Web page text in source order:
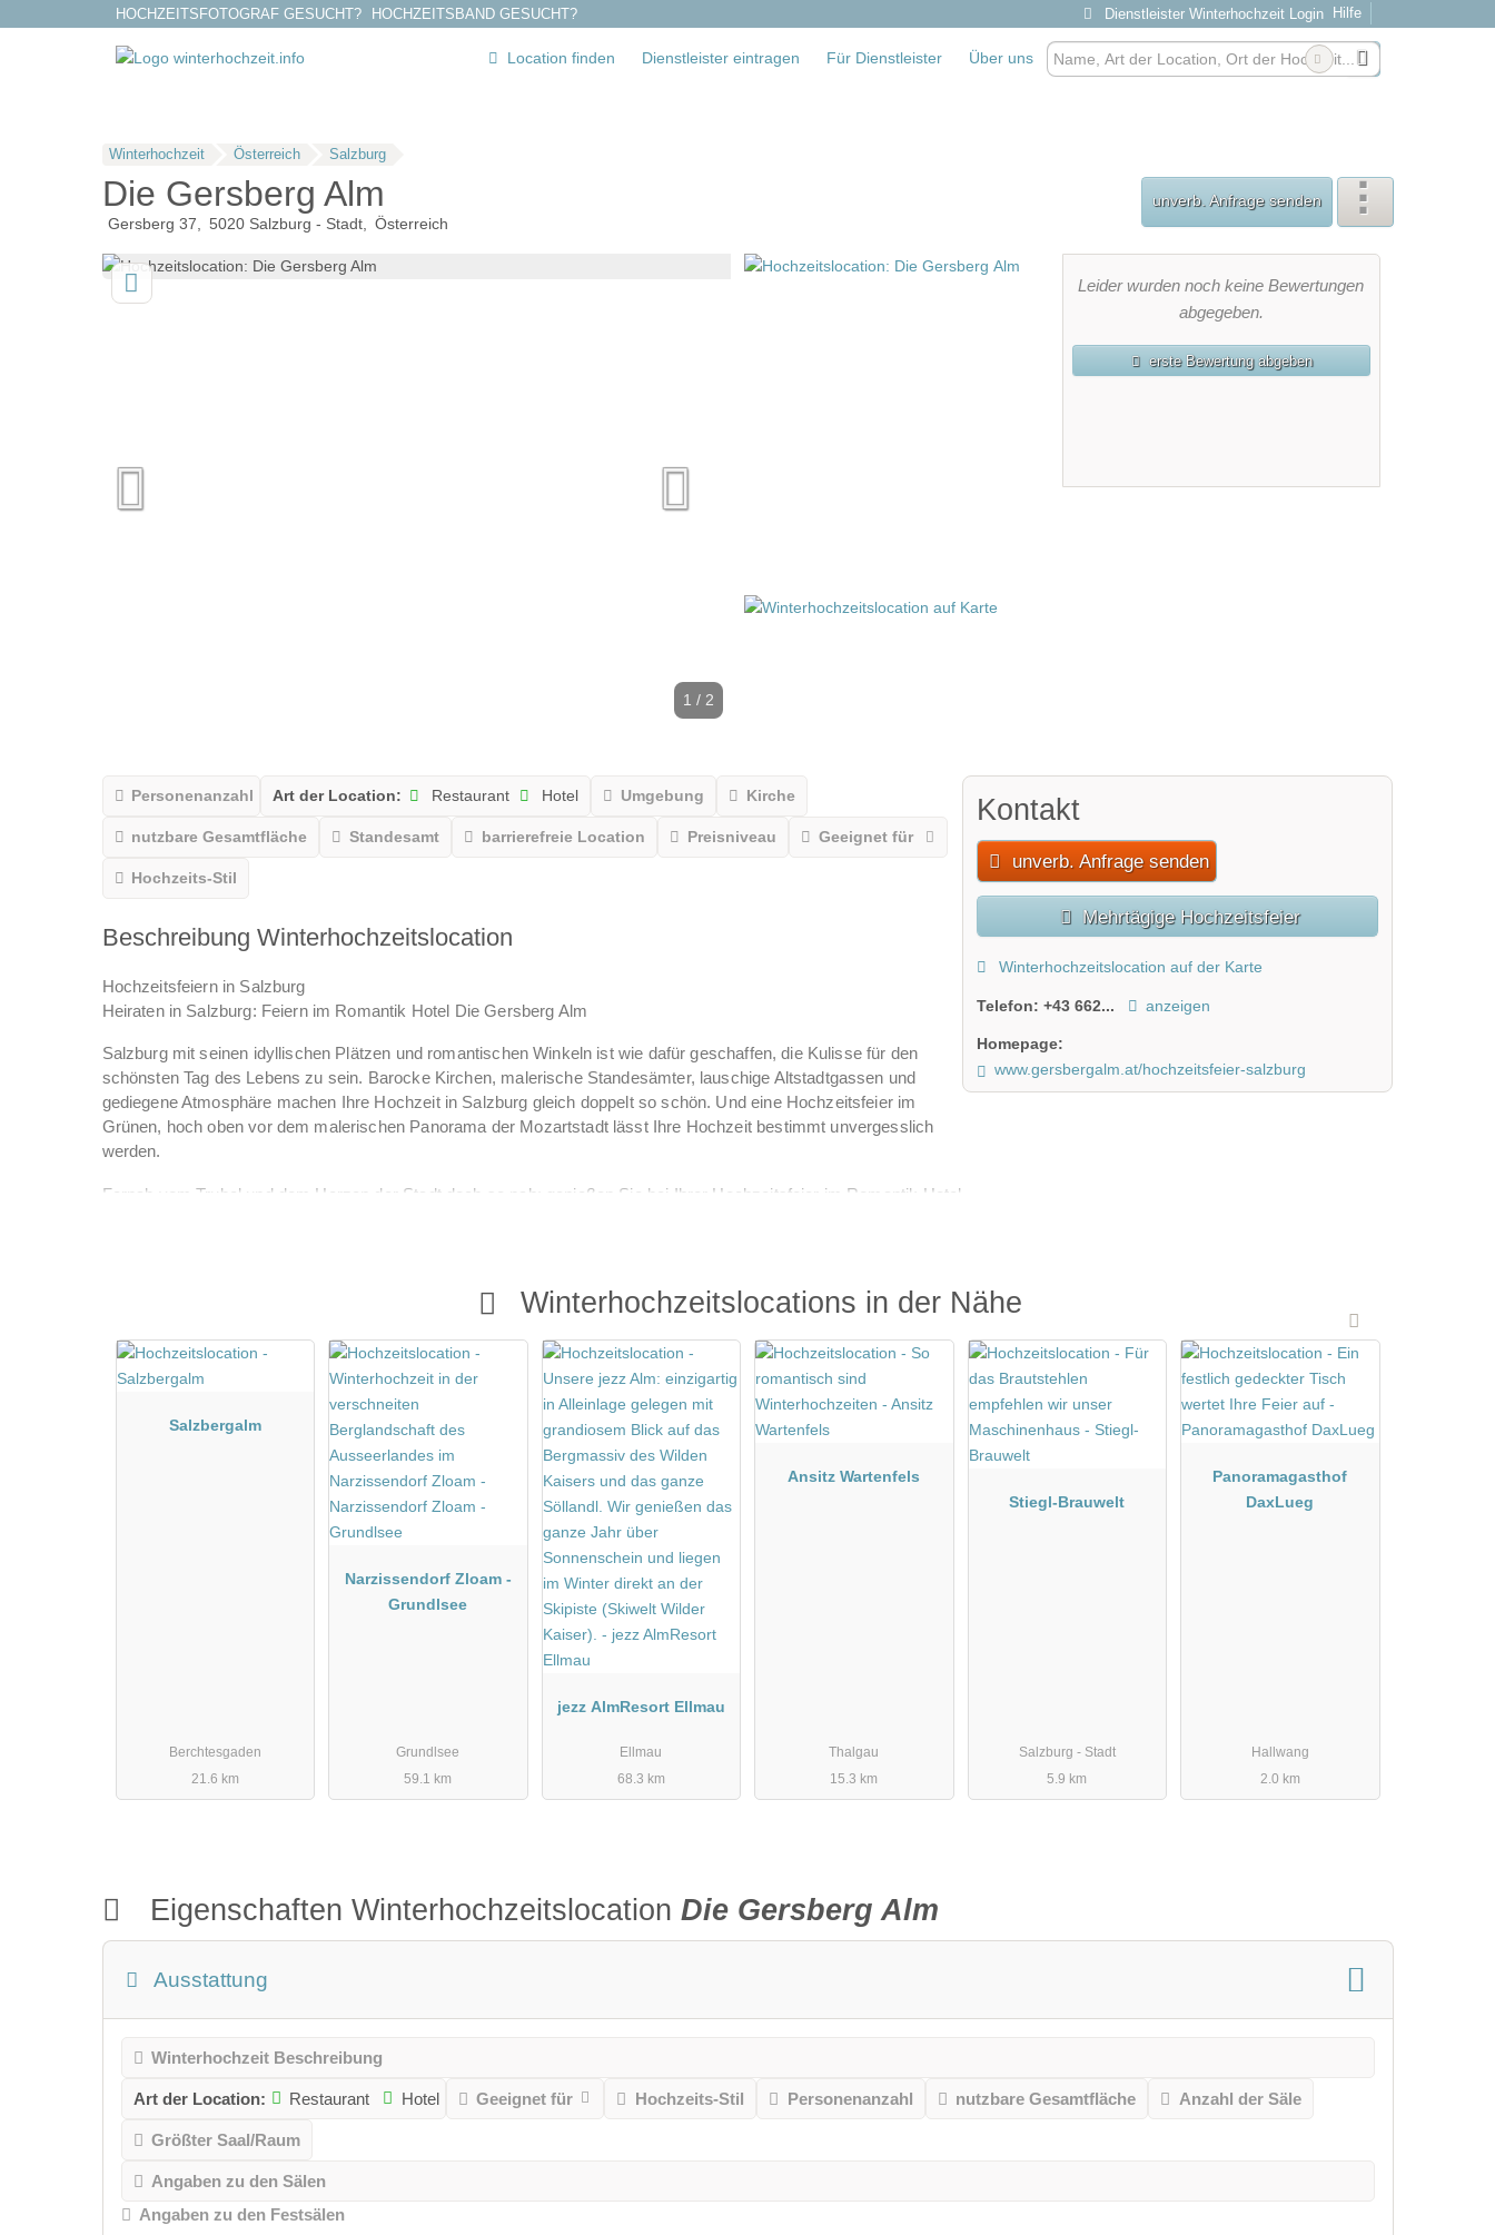
HOCHZEITSFOTOGRAF GESUCHT? HOCHZEITSBAND GESUCHT? Dienstleister Winterhochzeit Login Hilfe
Location finden Dienstleister eintragen Für Dienstleister Über uns
Winterhochzeit Österreich Salzburg
Die Gersberg Alm
Gersberg 37 5020 Salzburg - Stadt Österreich
unverb. Anfrage senden
1 / 2
Leider wurden noch keine Bewertungen
abgegeben.
erste Bewertung abgeben
Personenanzahl Art der Location: Restaurant Hotel Umgebung Kirche
nutzbare Gesamtfläche Standesamt barrierefreie Location Preisniveau Geeignet für
Hochzeits-Stil
Beschreibung Winterhochzeitslocation
Hochzeitsfeiern in Salzburg
Heiraten in Salzburg: Feiern im Romantik Hotel Die Gersberg Alm
Salzburg mit seinen idyllischen Plätzen und romantischen Winkeln ist wie dafür geschaffen, die Kulisse für den
schönsten Tag des Lebens zu sein. Barocke Kirchen, malerische Standesämter, lauschige Altstadtgassen und
gediegene Atmosphäre machen Ihre Hochzeit in Salzburg gleich doppelt so schön. Und eine Hochzeitsfeier im
Grünen, hoch oben vor dem malerischen Panorama der Mozartstadt lässt Ihre Hochzeit bestimmt unvergesslich
werden.
Fernab vom Trubel und dem Herzen der Stadt doch so nah: genießen Sie bei Ihrer Hochzeitsfeier im Romantik Hotel
Kontakt
unverb. Anfrage senden
Mehrtägige Hochzeitsfeier
Winterhochzeitslocation auf der Karte
Telefon:+43 662... anzeigen
Homepage:
www.gersbergalm.at/hochzeitsfeier-salzburg
Winterhochzeitslocations in der Nähe
Salzbergalm
Berchtesgaden
21.6 km
Narzissendorf Zloam -
Grundlsee
Grundlsee
59.1 km
jezz AlmResort Ellmau
Ellmau
68.3 km
Ansitz Wartenfels
Thalgau
15.3 km
Stiegl-Brauwelt
Salzburg - Stadt
5.9 km
Panoramagasthof
DaxLueg
Hallwang
2.0 km
Eigenschaften WinterhochzeitslocationDie Gersberg Alm
Ausstattung
Winterhochzeit Beschreibung
Art der Location: Restaurant Hotel Geeignet für Hochzeits-Stil Personenanzahl nutzbare Gesamtfläche Anzahl der Säle
Größter Saal/Raum
Angaben zu den Sälen
Angaben zu den Festsälen